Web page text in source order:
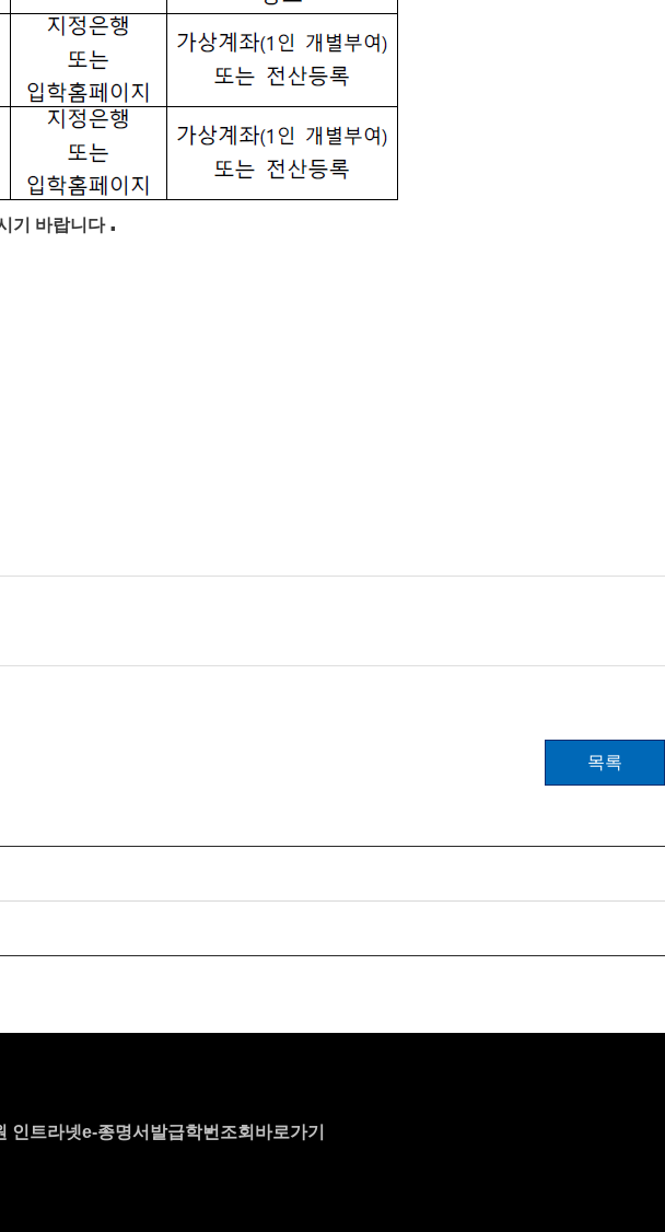
기 바랍니다 .
목록
인트라넷e-증명서발급학번조회바로가기